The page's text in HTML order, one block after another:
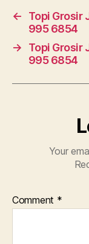
←
Topi Grosir
995 6854
→
Topi Grosir
995 6854
Your
Comment *